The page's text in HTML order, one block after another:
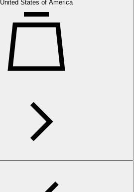
United States of America